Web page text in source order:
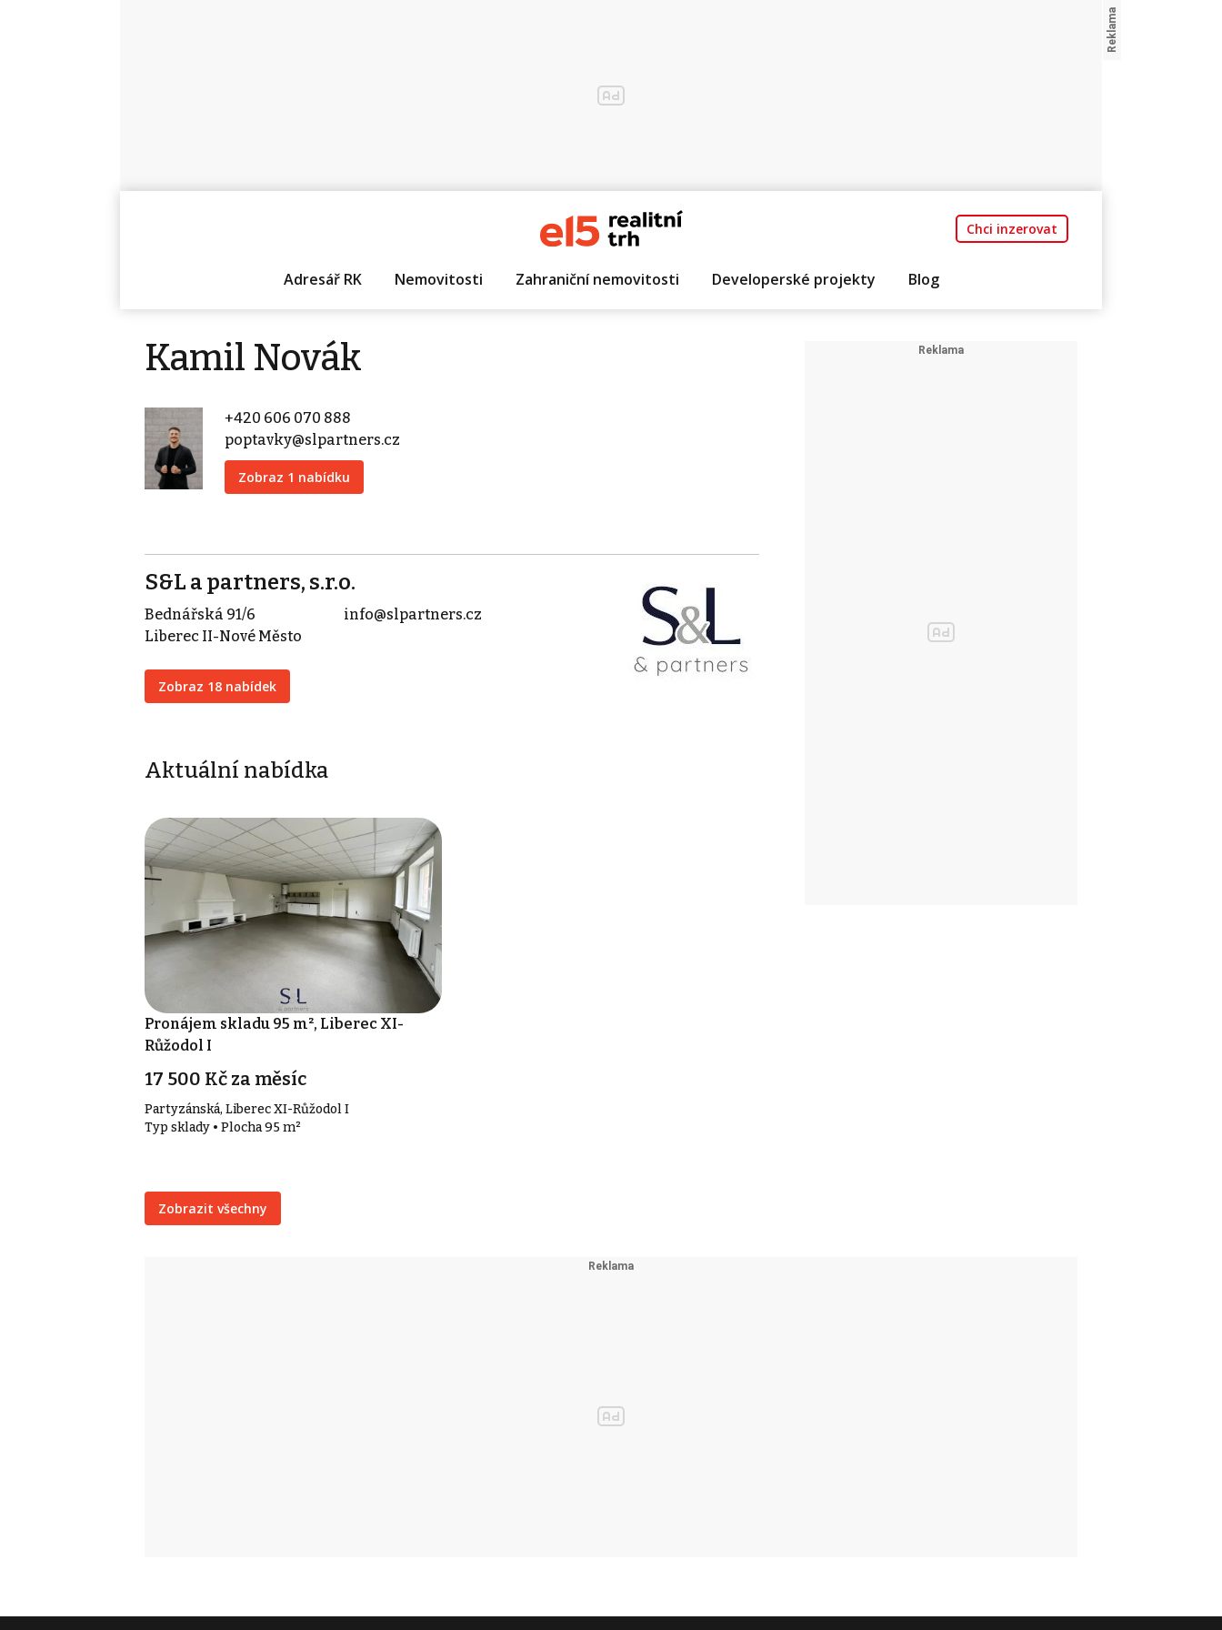
Chci inzerovat
Adresář RK Nemovitosti Zahraniční nemovitosti Developerské projekty Blog
Kamil Novák
+420 606 070 888
poptavky@slpartners.cz
Zobraz 1 nabídku
S&L a partners, s.r.o.
Bednářská 91/6
Liberec II-Nové Město
Zobraz 18 nabídek
info@slpartners.cz
Aktuální nabídka
Pronájem skladu 95 m², Liberec XI-
Růžodol I
17 500 Kč za měsíc
Partyzánská, Liberec XI-Růžodol I
Typ sklady • Plocha 95 m²
Zobrazit všechny